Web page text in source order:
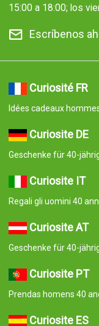
15:00 a 18:00; los
Escríbenos
Curiosité FR
Idées cadeaux
Curiosite DE
Geschenke für 40-
Curiosite IT
Regali gli uomini 40
Curiosite AT
Geschenke für 40-
Curiosite PT
Prendas homens 40
Curiosite ES